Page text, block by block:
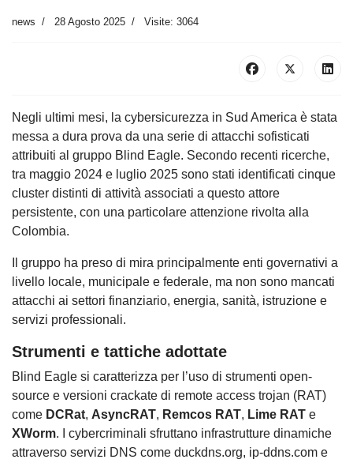
news 28 Agosto 2025 Visite: 3064
Negli ultimi mesi, la cybersicurezza in Sud America è stata
messa a dura prova da una serie di attacchi sofisticati
attribuiti al gruppo Blind Eagle. Secondo recenti ricerche,
tra maggio 2024 e luglio 2025 sono stati identificati cinque
cluster distinti di attività associati a questo attore
persistente, con una particolare attenzione rivolta alla
Colombia.
Il gruppo ha preso di mira principalmente enti governativi a
livello locale, municipale e federale, ma non sono mancati
attacchi ai settori finanziario, energia, sanità, istruzione e
servizi professionali.
Strumenti e tattiche adottate
Blind Eagle si caratterizza per l’uso di strumenti open-
source e versioni crackate di remote access trojan (RAT)
come DCRat, AsyncRAT, Remcos RAT, Lime RAT e
XWorm. I cybercriminali sfruttano infrastrutture dinamiche
attraverso servizi DNS come duckdns.org, ip-ddns.com e